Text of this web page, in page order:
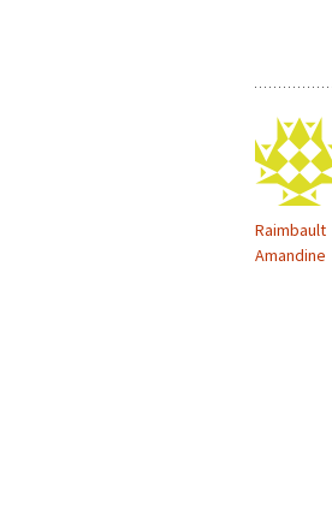
Raimbault
Amandine